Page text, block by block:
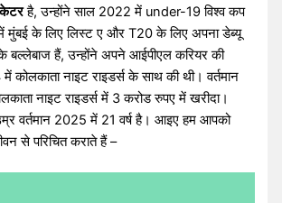
है, उन्होंने साल 2022 में under-19 विश्व कप
के लिए लिस्ट ए और T20 के लिए अपना डेब्यू
बल्लेबाज हैं, उन्होंने अपने आईपीएल करियर की
नाइट राइडर्स के साथ की थी। वर्तमान
नाइट राइडर्स में 3 करोड रुपए में खरीदा।
वर्तमान 2025 में 21 वर्ष है। आइए हम आपको
से परिचित कराते हैं –